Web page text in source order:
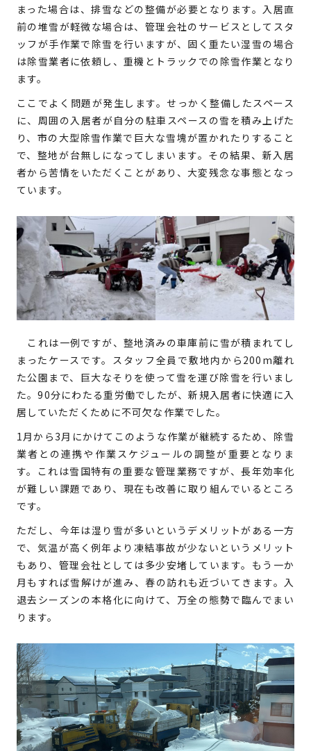
ブッケンログ
タフトラボ
トノジログ
COMPANY
まった場合は、排雪などの整備が必要となります。入居直
前の堆雪が軽微な場合は、管理会社のサービスとしてスタ
ッフが手作業で除雪を行いますが、固く重たい湿雪の場合
は除雪業者に依頼し、重機とトラックでの除雪作業となり
ます。
ここでよく問題が発生します。せっかく整備したスペース
に、周囲の入居者が自分の駐車スペースの雪を積み上げた
り、市の大型除雪作業で巨大な雪塊が置かれたりすること
で、整地が台無しになってしまいます。その結果、新入居
者から苦情をいただくことがあり、大変残念な事態となっ
ています。
これは一例ですが、整地済みの車庫前に雪が積まれてし
まったケースです。スタッフ全員で敷地内から200m離れ
た公園まで、巨大なそりを使って雪を運び除雪を行いまし
た。90分にわたる重労働でしたが、新規入居者に快適に入
居していただくために不可欠な作業でした。
1月から3月にかけてこのような作業が継続するため、除雪
業者との連携や作業スケジュールの調整が重要となりま
す。これは雪国特有の重要な管理業務ですが、長年効率化
が難しい課題であり、現在も改善に取り組んでいるところ
です。
ただし、今年は湿り雪が多いというデメリットがある一方
で、気温が高く例年より凍結事故が少ないというメリット
もあり、管理会社としては多少安堵しています。もう一か
月もすれば雪解けが進み、春の訪れも近づいてきます。入
退去シーズンの本格化に向けて、万全の態勢で臨んでまい
ります。